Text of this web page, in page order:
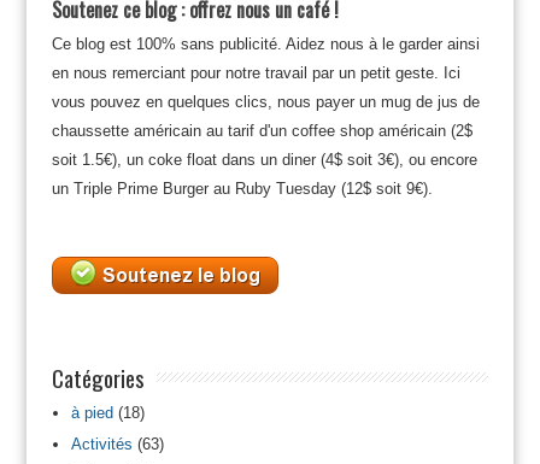
Soutenez ce blog : offrez nous un café !
Ce blog est 100% sans publicité. Aidez nous à le garder ainsi
en nous remerciant pour notre travail par un petit geste. Ici
vous pouvez en quelques clics, nous payer un mug de jus de
chaussette américain au tarif d'un coffee shop américain (2$
soit 1.5€), un coke float dans un diner (4$ soit 3€), ou encore
un Triple Prime Burger au Ruby Tuesday (12$ soit 9€).
Catégories
à pied(18)
Activités (63)